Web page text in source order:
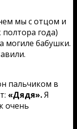
мы с отцом и
года)
могиле бабушки.
пальчиком в
«Дядя».Я
очень